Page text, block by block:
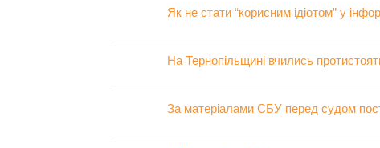
Як не стати “корисним ідіотом” у
На Тернопільщині вчились
За матеріалами СБУ перед судом